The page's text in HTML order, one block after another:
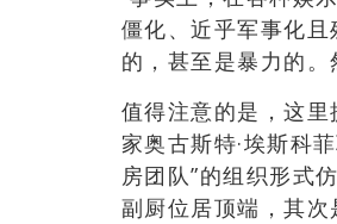
僵化、近乎军事化且
的，甚至是暴力的。
值得注意的是，这
家奥古斯特·埃斯科
房团队”的组织形式
副厨位居顶端，其